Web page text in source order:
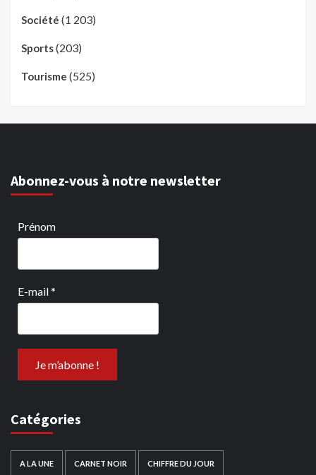
Société (1 203)
Sports(203)
Tourisme (525)
Abonnez-vous à notre newsletter
Prénom
E-mail*
Catégories
A LA UNE CARNET NOIR CHIFFRE DU JOUR